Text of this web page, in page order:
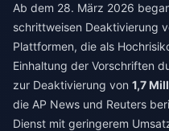
Ab dem 28. März 2026
schrittweisen Deaktivierung
Plattformen, die als
Einhaltung der Vorschriften
zur Deaktivierung von 1,7
die AP News und Reuters
Dienst mit geringerem